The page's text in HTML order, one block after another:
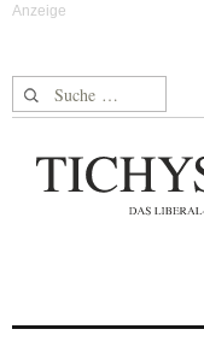
Suche nach: